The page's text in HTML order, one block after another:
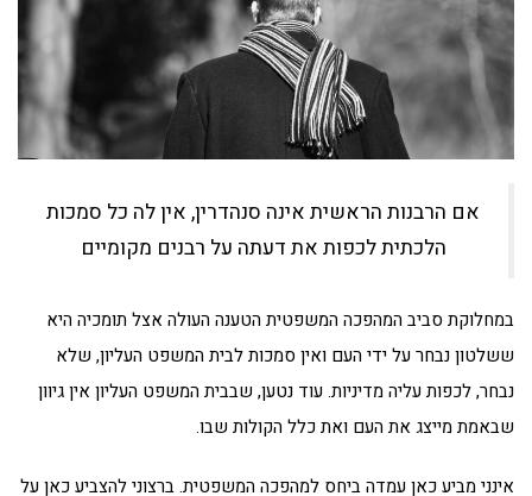
אם הרבנות הראשית אינה סנהדרין, אין לה כל סמכות
הלכתית לכפות את דעתה על רבנים מקומיים
במחלוקת סביב המהפכה המשפטית הטענה העולה אצל תומכיה היא
ששלטון נבחר על ידי העם ואין סמכות לבית המשפט העליון, שלא
נבחר, לכפות עליה מדיניות. עוד נטען, שבבית המשפט העליון אין גיוון
שבאמת מייצג את העם ואת כלל הקולות שבו.
אינני מביע כאן עמדה ביחס למהפכה המשפטית. ברצוני להצביע כאן על